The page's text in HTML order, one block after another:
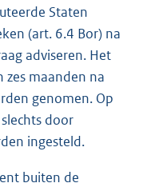
Staten
(art. 6.4 Bor) na
adviseren. Het
maanden na
genomen. Op
door
ingesteld.
buiten de